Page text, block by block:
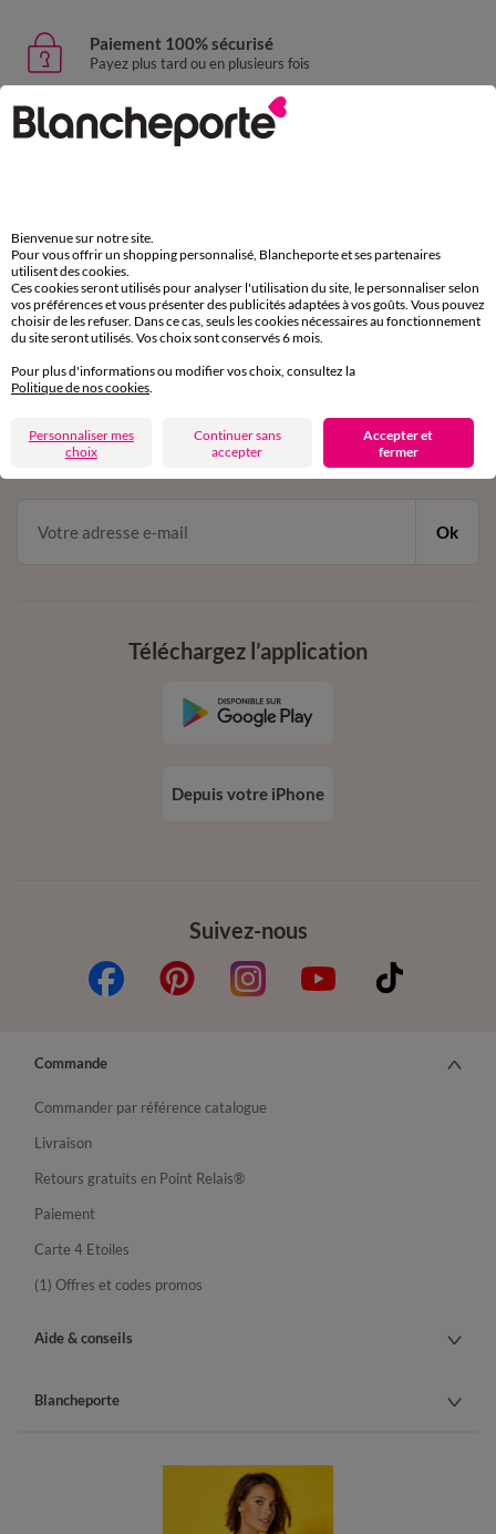
Paiement 100% sécurisé
Payez plus tard ou en plusieurs fois
Livraison express
domicile, relais, consignes automatiques
Service clients
par chat et par téléphone
de 8h00 à 20h00 du lundi au samedi
en vous inscrivant à la newsletter
dès 20€ d’achat
conditions dans votre email de confirmation
Ok
Suivez-nous
Téléchargez l’application
Depuis votre iPhone
Commande
Commander par référence catalogue
Livraison
Retours gratuits en Point Relais®
Paiement
Carte 4 Etoiles
(1) Offres et codes promos
Aide & conseils
Blancheporte
Bienvenue sur notre site.
Pour vous offrir un shopping personnalisé, Blancheporte et ses partenaires
utilisent des cookies.
Ces cookies seront utilisés pour analyser l'utilisation du site, le personnaliser selon
vos préférences et vous présenter des publicités adaptées à vos goûts. Vous pouvez
choisir de les refuser. Dans ce cas, seuls les cookies nécessaires au fonctionnement
du site seront utilisés. Vos choix sont conservés 6 mois.
Pour plus d'informations ou modifier vos choix, consultez la
Politique de nos cookies.
Personnaliser mes
choix
Continuer sans
accepter
Accepter et
fermer